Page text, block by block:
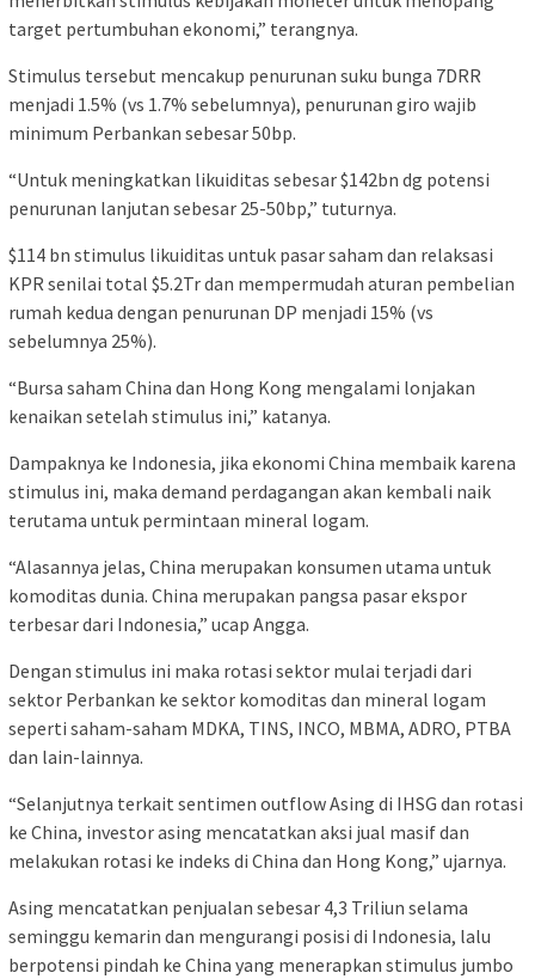
target pertumbuhan ekonomi,” terangnya.
Stimulus tersebut mencakup penurunan suku bunga 7DRR
menjadi 1.5% (vs 1.7% sebelumnya), penurunan giro wajib
minimum Perbankan sebesar 50bp.
“Untuk meningkatkan likuiditas sebesar $142bn dg potensi
penurunan lanjutan sebesar 25-50bp,” tuturnya.
$114 bn stimulus likuiditas untuk pasar saham dan relaksasi
KPR senilai total $5.2Tr dan mempermudah aturan pembelian
rumah kedua dengan penurunan DP menjadi 15% (vs
sebelumnya 25%).
“Bursa saham China dan Hong Kong mengalami lonjakan
kenaikan setelah stimulus ini,” katanya.
Dampaknya ke Indonesia, jika ekonomi China membaik karena
stimulus ini, maka demand perdagangan akan kembali naik
terutama untuk permintaan mineral logam.
“Alasannya jelas, China merupakan konsumen utama untuk
komoditas dunia. China merupakan pangsa pasar ekspor
terbesar dari Indonesia,” ucap Angga.
Dengan stimulus ini maka rotasi sektor mulai terjadi dari
sektor Perbankan ke sektor komoditas dan mineral logam
seperti saham-saham MDKA, TINS, INCO, MBMA, ADRO, PTBA
dan lain-lainnya.
“Selanjutnya terkait sentimen outflow Asing di IHSG dan rotasi
ke China, investor asing mencatatkan aksi jual masif dan
melakukan rotasi ke indeks di China dan Hong Kong,” ujarnya.
Asing mencatatkan penjualan sebesar 4,3 Triliun selama
seminggu kemarin dan mengurangi posisi di Indonesia, lalu
berpotensi pindah ke China yang menerapkan stimulus jumbo